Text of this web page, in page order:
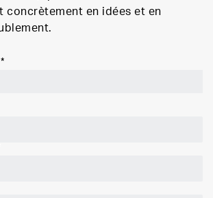
concrètement en idées et en